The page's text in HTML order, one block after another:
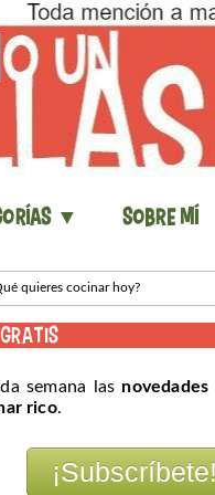
▼ Sobre mí
semana las novedades
rico.